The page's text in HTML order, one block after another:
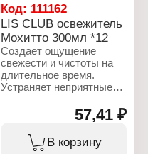
Код: 111162
LIS СLUB освежитель
Мохитто 300мл *12
Создает ощущение
свежести и чистоты на
длительное время.
Устраняет неприятные
воздух свежим ароматом
Характеристики:
Производитель: Сибиар
57,41 ₽
В корзину